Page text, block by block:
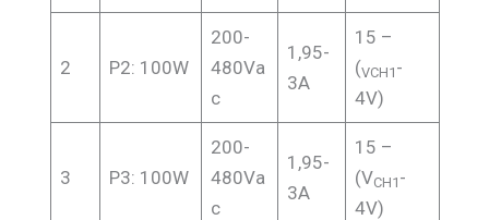
2 P2: 100W
200-
480Va
c
1,95-
3A
15 –
(VCH1 -
4V)
3 P3: 100W
200-
480Va
c
1,95-
3A
15 –
(VCH1 -
4V)